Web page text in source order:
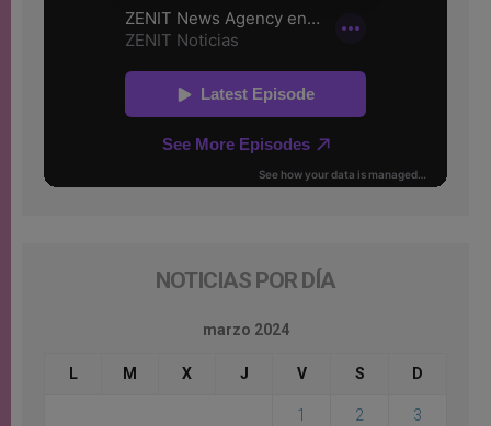
NOTICIAS POR DÍA
marzo 2024
L M X J V S D
1 2 3